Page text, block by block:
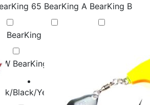
65 BearKing A BearKing B
BearKing L
W BearKing X BearKing Z
Black/Yellow dots